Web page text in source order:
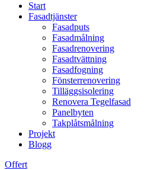
Start
Fasadtjänster
Fasadputs
Fasadmålning
Fasadrenovering
Fasadtvättning
Fasadfogning
Fönsterrenovering
Tilläggsisolering
Renovera Tegelfasad
Panelbyten
Takplåtsmålning
Projekt
Blogg
Offert